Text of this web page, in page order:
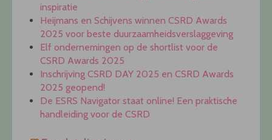
inspiratie
Heijmans en Schijvens winnen CSRD Awards
2025 voor beste duurzaamheidsverslaggeving
Elf ondernemingen op de shortlist voor de
CSRD Awards 2025
Inschrijving CSRD DAY 2025 en CSRD Awards
2025 geopend!
De ESRS Navigator staat online! Een praktische
handleiding voor de CSRD